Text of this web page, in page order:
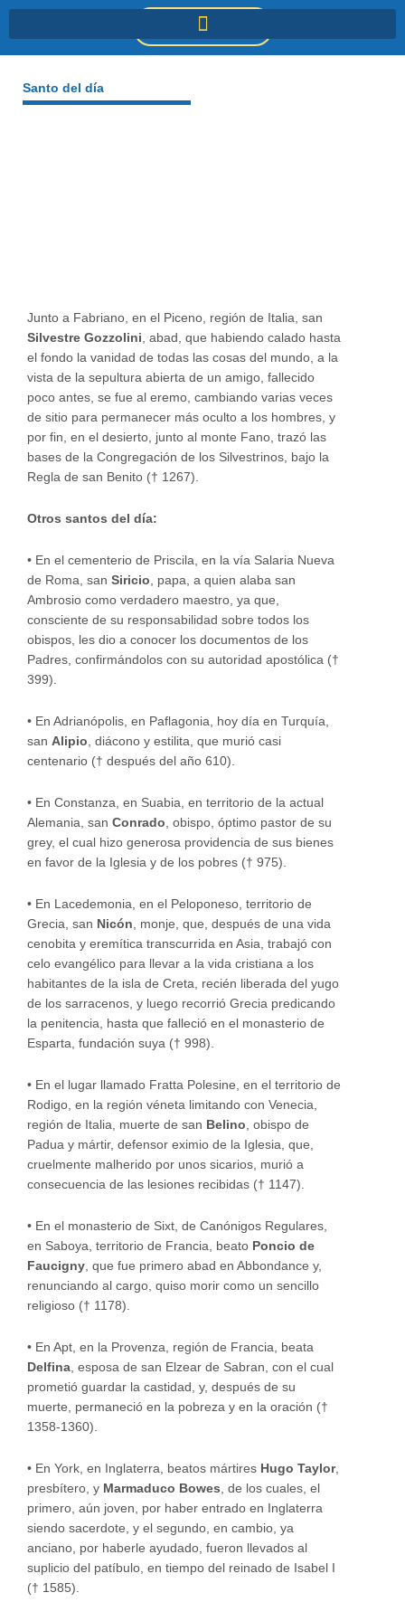
DONACIONES
Santo del día
Junto a Fabriano, en el Piceno, región de Italia, san
Silvestre Gozzolini, abad, que habiendo calado hasta
el fondo la vanidad de todas las cosas del mundo, a la
vista de la sepultura abierta de un amigo, fallecido
poco antes, se fue al eremo, cambiando varias veces
de sitio para permanecer más oculto a los hombres, y
por fin, en el desierto, junto al monte Fano, trazó las
bases de la Congregación de los Silvestrinos, bajo la
Regla de san Benito († 1267).
Otros santos del día:
• En el cementerio de Priscila, en la vía Salaria Nueva
de Roma, san Siricio, papa, a quien alaba san
Ambrosio como verdadero maestro, ya que,
consciente de su responsabilidad sobre todos los
obispos, les dio a conocer los documentos de los
Padres, confirmándolos con su autoridad apostólica (†
399).
• En Adrianópolis, en Paflagonia, hoy día en Turquía,
san Alipio , diácono y estilita, que murió casi
centenario († después del año 610).
• En Constanza, en Suabia, en territorio de la actual
Alemania, san Conrado , obispo, óptimo pastor de su
grey, el cual hizo generosa providencia de sus bienes
en favor de la Iglesia y de los pobres († 975).
• En Lacedemonia, en el Peloponeso, territorio de
Grecia, san Nicón , monje, que, después de una vida
cenobita y eremítica transcurrida en Asia, trabajó con
celo evangélico para llevar a la vida cristiana a los
habitantes de la isla de Creta, recién liberada del yugo
de los sarracenos, y luego recorrió Grecia predicando
la penitencia, hasta que falleció en el monasterio de
Esparta, fundación suya († 998).
• En el lugar llamado Fratta Polesine, en el territorio de
Rodigo, en la región véneta limitando con Venecia,
región de Italia, muerte de san Belino , obispo de
Padua y mártir, defensor eximio de la Iglesia, que,
cruelmente malherido por unos sicarios, murió a
consecuencia de las lesiones recibidas († 1147).
• En el monasterio de Sixt, de Canónigos Regulares,
en Saboya, territorio de Francia, beato Poncio de
Faucigny , que fue primero abad en Abbondance y,
renunciando al cargo, quiso morir como un sencillo
religioso († 1178).
• En Apt, en la Provenza, región de Francia, beata
Delfina , esposa de san Elzear de Sabran, con el cual
prometió guardar la castidad, y, después de su
muerte, permaneció en la pobreza y en la oración (†
1358-1360).
• En York, en Inglaterra, beatos mártires Hugo Taylor,
presbítero, y Marmaduco Bowes , de los cuales, el
primero, aún joven, por haber entrado en Inglaterra
siendo sacerdote, y el segundo, en cambio, ya
anciano, por haberle ayudado, fueron llevados al
suplicio del patíbulo, en tiempo del reinado de Isabel I
(† 1585).